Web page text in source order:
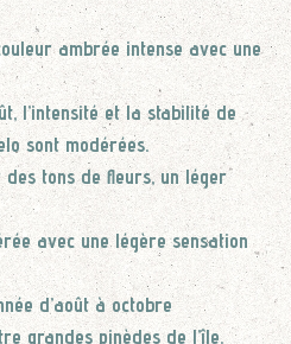
ambrée intense avec une
l’intensité et la stabilité de
sont modérées.
tons de fleurs, un léger
avec une légère sensation
d’août à octobre
grandes pinèdes de l’île.